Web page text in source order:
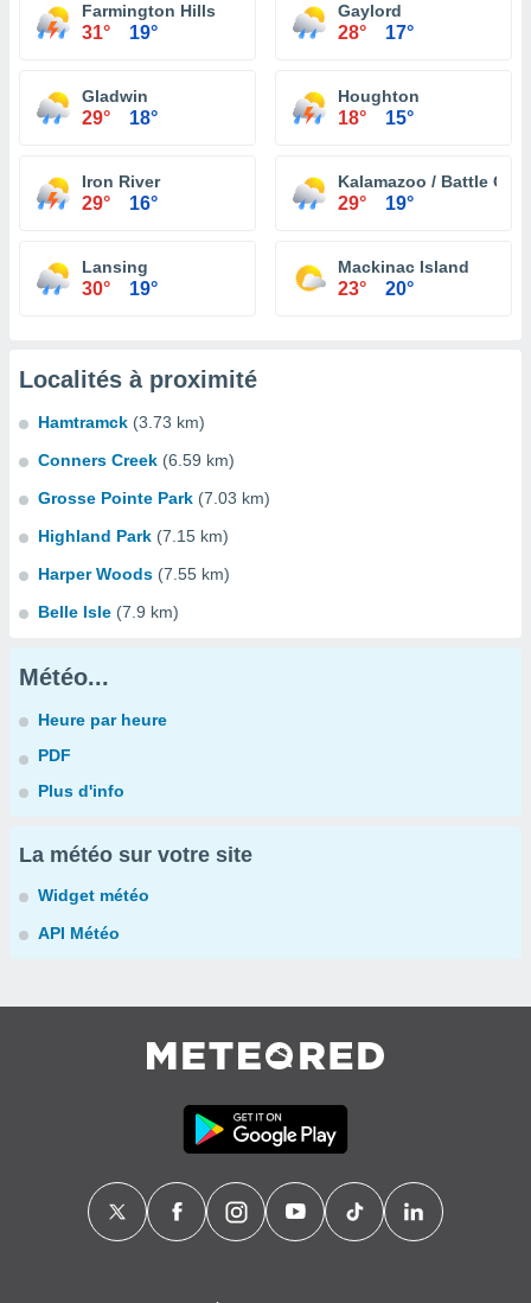
Farmington Hills
31° 19°
Gaylord
28° 17°
Gladwin
29° 18°
Houghton
18° 15°
Iron River
29° 16°
Kalamazoo / Battle
29° 19°
Lansing
30° 19°
Mackinac Island
23° 20°
Localités à proximité
Hamtramck (3.73 km)
Conners Creek (6.59 km)
Grosse Pointe Park (7.03 km)
Highland Park (7.15 km)
Harper Woods (7.55 km)
Belle Isle (7.9 km)
Météo...
Heure par heure
PDF
Plus d'info
La météo sur votre site
Widget météo
API Météo